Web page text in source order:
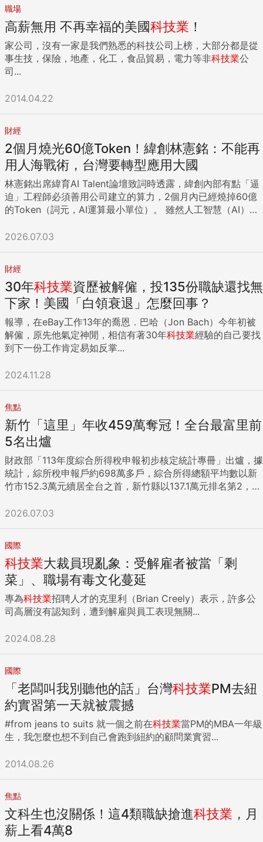
限公司 新北市調查處偵辦： 鉅泉光電科技（上海）股份有限
公司 北京新美互通科技有限公司 上海維安電子股份有限公司
上海坤廷智能科技股份有限公司 深圳瓏城智顯科技有限公司
常州縱慧芯光半導體科技有限公司。 桃園市調查處偵辦： 深
圳市雨陽電子技術開發有限公司 江蘇澳盛複合材料科技有限公
司 國科微電子股份有限公司 山東兆通微電子有限公司 台中市
辦： 廣東賽微微電子股份有限公司 深圳通銳微電子技術有限
公司 高雄市調查處偵辦： 北京麥哲科技有限公司 新竹市調查
站偵辦： 盛美半導體（上海）股份有限公司 彰化縣調查站偵
辦： 浙江索特材料科技有限公司 嘉義縣調查站偵辦： 珠海冠
宇電池股份有限公司 責任編輯：陳芊吟 ...
職場
高薪無用 不再幸福的美國科技業 ！
家公司，沒有一家是我們熟悉的科技公司上榜，大部分都是從
事生技，保險，地產，化工，食品貿易，電力等非科技業公
司...
2014.04.22
財經
2個月燒光60億Token！緯創林憲銘：不能再
用人海戰術，台灣要轉型應用大國
林憲銘出席緯育AI Talent論壇致詞時透露，緯創內部有點「逼
迫」工程師必須善用公司建立的算力，2個月內已經燒掉60億
的Token（詞元，AI運算最小單位）。 雖然人工智慧（AI）創
銘認為，不能因為有爭議就不往前走，必須「邊走邊學習、邊
時。林憲銘直言，確實看到很好的效果，因為「越會用的人，
他用得越深，成果會越大。」 他說，隨著AI提升人才的質量，
過去要100個人才能做的事情，現在可能10個或4、5個人就能
完成。如此一來，一方面能應對因為少子化、人才來源不足所
產生的「空隙」，同時也能創造出不同等級、不同質量的價
值。 林憲銘從歷史發展脈絡分析，從個人電腦（PC）時代、
智慧型手機、網際網路革命、雲端一直到現在的AI，每一個階
才的延續與成長。 他坦言，台灣過去的優勢是靠辛苦努力得來
的，「人家說我們是工作狂」。在過去還沒有站起來以前，如
果就想要跟先進國家一樣享受每週工作36個小時，「我們早就
被人家打趴了」。 然而，面對未來的國際競爭，林憲銘表示，
不能再用舊思維，「完全靠這種努力、人海的做法，在下一波
可能行不通。」 他呼籲，台灣必須把硬體製造的心態，轉變成
應用的思維，學會善用AI這些技術，讓台灣掌握另一個層次的
競爭力，進而翻轉、提升台灣在整個世界版圖裡的價值鏈。 責
任編輯：陳芊吟 ...
2026.07.03
財經
30年科技業資歷被解僱，投135份職缺還找無
下家！美國「白領衰退」怎麼回事？
報導，在eBay工作13年的喬恩．巴哈（Jon Bach）今年初被
解僱，原先他氣定神閒，相信有著30年科技業經驗的自己要找
到下一份工作肯定易如反掌...
2024.11.28
焦點
新竹「這里」年收459萬奪冠！全台最富里前
5名出爐
財政部「113年度綜合所得稅申報初步核定統計專冊」出爐，據
統計，綜所稅申報戶約698萬多戶，綜合所得總額平均數以新
竹市152.3萬元續居全台之首，新竹縣以137.1萬元排名第2，台
89.9萬至80.4萬元之間。 113年度全台前5名最富里方面，依
所得總額平均數459.2萬元居首，其他村里望塵莫及，中位數
也有343.4萬元，呈現均富。 台北市士林區永福里以平均數
354.8萬元前進至第2名，不過中位數只有73.2萬元；112年度
拿下榜首的台北市松山區中華里，以平均數348.9萬元退居第3
名，中位數99.3萬元，不均富的情況明顯。 第4名是新竹縣竹
北市東平里平均數343.6萬元，中位數235.9萬元；第5名是新
商周編輯處 根據統計，113年度全台灣共有8個村里綜合所得總
額平均數超過300萬元，除了入榜的前5名外，還有新竹縣竹北
市中興里平均數332萬元、新竹縣竹北市鹿場里平均數325.1萬
元，以及新竹縣竹北市隘口里平均數322.8萬元。 值得注意的
是，在台南科學園區加持下，台南市善化區蓮潭里綜合所得總
額中位數高達178.1萬元，續居六都之冠，不過平均數僅227.6
萬元。 若觀察各縣市申報的薪資所得每戶平均金額，新竹市以
115.4萬元居冠，新竹縣106.1萬元追趕在後，台北市則以85.2
萬元排在第3名；台北市以外的其餘5個直轄市則落在55.7萬至
64.1萬元之間。 來源：商周編輯處 若以股利所得來說，台北市
平均每戶金額約38.5萬元、冠居全台，新竹市22.8萬元居次，
台中市以15.1萬元排名第3，而其餘19縣市均低於全國平均的15
萬元。 財政部強調，此稽徵統計資料為課稅資料，未包括納稅
義務人取自於「政府移轉支出」（例如政府補助款）的所得、
免稅所得及分離課稅所得等資料，不宜直接作為衡量國民所得
或貧富差距的依據，相關家戶所得資料應以行政院主計總處發
2026.07.03
國際
科技業大裁員現亂象：受解雇者被當「剩
菜」、職場有毒文化蔓延
專為科技業招聘人才的克里利（Brian Creely）表示，許多公
司高層沒有認知到，遭到解雇與員工表現無關...
2024.08.28
國際
「老闆叫我別聽他的話」台灣科技業PM去紐
約實習第一天就被震撼
#from jeans to suits 就一個之前在科技業當PM的MBA一年級
生，我怎麼也想不到自己會跑到紐約的顧問業實習...
2014.08.26
焦點
文科生也沒關係！這4類職缺搶進科技業 ，月
薪上看4萬8